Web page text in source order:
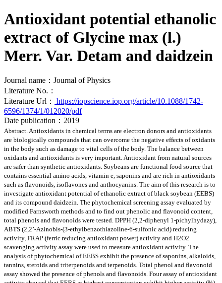
Antioxidant potential ethanolic
extract of Glycine max (l.)
Merr. Var. Detam and daidzein
Journal name：Journal of Physics
Literature No.：
Literature Url：
https://iopscience.iop.org/article/10.1088/1742-
6596/1374/1/012020/pdf
Date publication：2019
Abstract. Antioxidants in chemical terms are electron donors and antioxidants
are biologically compounds that can overcome the negative effects of oxidants
in the body such as damage to vital cells of the body. The balance between
oxidants and antioxidants is very important. Antioxidant from natural sources
are safer than synthetic antioxidants. Soybeans are functional food source that
contains essential amino acids, vitamin e, saponins and are rich in antioxidants
such as flavonoids, isoflavones and anthocyanins. The aim of this research is to
investigate antioxidant potential of ethanolic extract of black soybean (EEBS)
and its compound daidzein. The phytochemical screening assay evaluated by
modified Farnsworth methods and to find out phenolic and flavonoid content,
total phenols and flavonoids were tested. DPPH (2,2-diphenyl 1-pichylhydazy),
ABTS (2,2’-Azinobis-(3-ethylbenzothiazoline-6-sulfonic acid) reducing
activity, FRAP (ferric reducing antioxidant power) activity and H2O2
scavenging activity assay were used to measure antioxidant activity. The
analysis of phytochemical of EEBS exhibit the presence of saponins, alkaloids,
tannins, steroids and triterpenoids and terpenoids. Total phenol and flavonoid
assay showed the presence of phenols and flavonoids. Four assay of antioxidant